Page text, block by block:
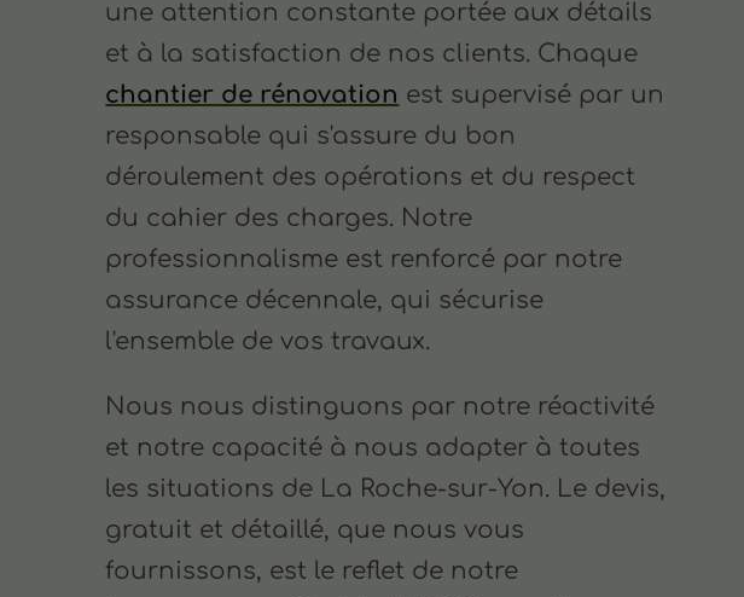
une attention constante portée aux détails
et à la satisfaction de nos clients. Chaque
chantier de rénovation est supervisé par un
responsable qui s'assure du bon
déroulement des opérations et du respect
du cahier des charges. Notre
professionnalisme est renforcé par notre
assurance décennale, qui sécurise
l'ensemble de vos travaux.
Nous nous distinguons par notre réactivité
et notre capacité à nous adapter à toutes
les situations de La Roche-sur-Yon. Le devis,
gratuit et détaillé, que nous vous
fournissons, est le reflet de notre